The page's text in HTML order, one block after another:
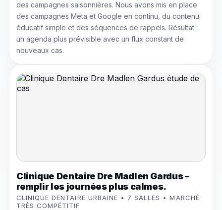
des campagnes saisonnières. Nous avons mis en place
des campagnes Meta et Google en continu, du contenu
éducatif simple et des séquences de rappels. Résultat :
un agenda plus prévisible avec un flux constant de
nouveaux cas.
Clinique Dentaire Dre Madlen Gardus –
remplir les journées plus calmes.
CLINIQUE DENTAIRE URBAINE • 7 SALLES • MARCHÉ
TRÈS COMPÉTITIF